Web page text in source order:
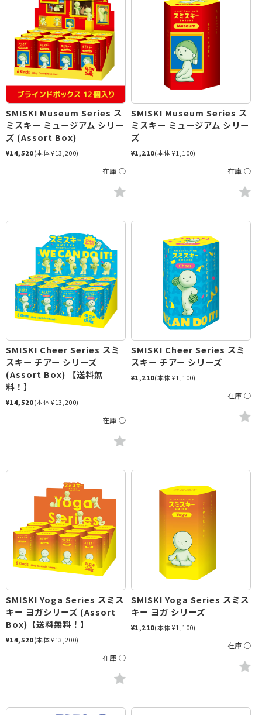
SMISKI Museum Series ス
ミスキー ミュージアム シリー
ズ (Assort Box)
¥14,520(本体 ¥13,200)
在庫 ○
SMISKI Museum Series ス
ミスキー ミュージアム シリー
ズ
¥1,210(本体 ¥1,100)
在庫 ○
SMISKI Cheer Series スミ
スキー チアー シリーズ
(Assort Box) 【送料無
料！】
¥14,520(本体 ¥13,200)
在庫 ○
SMISKI Cheer Series スミ
スキー チアー シリーズ
¥1,210(本体 ¥1,100)
在庫 ○
SMISKI Yoga Series スミス
キー ヨガシリーズ (Assort
Box)【送料無料！】
¥14,520(本体 ¥13,200)
在庫 ○
SMISKI Yoga Series スミス
キー ヨガ シリーズ
¥1,210(本体 ¥1,100)
在庫 ○